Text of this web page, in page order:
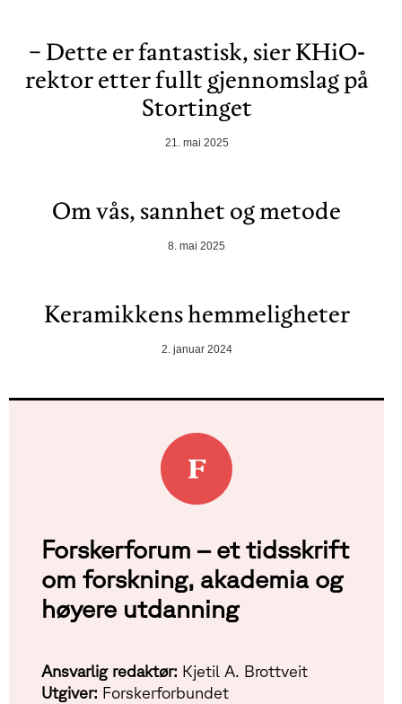
− Dette er fantastisk, sier KHiO-
rektor etter fullt gjennomslag på
Stortinget
21. mai 2025
Om vås, sannhet og metode
8. mai 2025
Keramikkens hemmeligheter
2. januar 2024
Forskerforum – et tidsskrift
om forskning, akademia og
høyere utdanning
Ansvarlig redaktør: Kjetil A. Brottveit
Utgiver: Forskerforbundet